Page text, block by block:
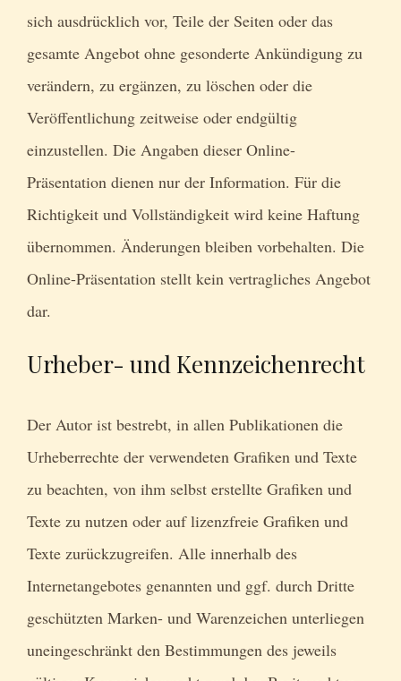
sich ausdrücklich vor, Teile der Seiten oder das
gesamte Angebot ohne gesonderte Ankündigung zu
verändern, zu ergänzen, zu löschen oder die
Veröffentlichung zeitweise oder endgültig
einzustellen. Die Angaben dieser Online-
Präsentation dienen nur der Information. Für die
Richtigkeit und Vollständigkeit wird keine Haftung
übernommen. Änderungen bleiben vorbehalten. Die
Online-Präsentation stellt kein vertragliches Angebot
dar.
Urheber- und Kennzeichenrecht
Der Autor ist bestrebt, in allen Publikationen die
Urheberrechte der verwendeten Grafiken und Texte
zu beachten, von ihm selbst erstellte Grafiken und
Texte zu nutzen oder auf lizenzfreie Grafiken und
Texte zurückzugreifen. Alle innerhalb des
Internetangebotes genannten und ggf. durch Dritte
geschützten Marken- und Warenzeichen unterliegen
uneingeschränkt den Bestimmungen des jeweils